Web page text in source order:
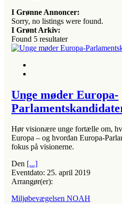
I Grønne Annoncer:
Sorry, no listings were found.
I Grønt Arkiv:
Found 5 resultater
Unge møder Europa-
Hør visionære unge fortælle om,
Europa – og hvordan Europa-
fokus på visionerne.
Den [...]
Eventdato: 25. april 2019
Arrangør(er):
Miljøbevægelsen NOAH